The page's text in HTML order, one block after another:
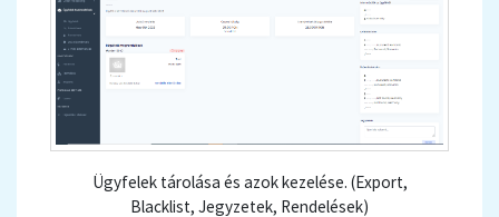
Ügyfelek tárolása és azok kezelése. (Export,
Blacklist, Jegyzetek, Rendelések)